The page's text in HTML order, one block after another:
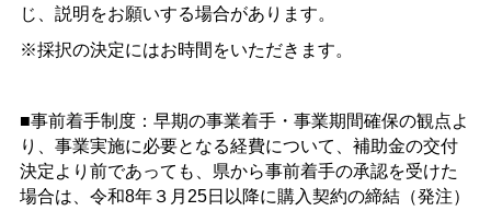
じ、説明をお願いする場合があります。
※採択の決定にはお時間をいただきます。
■事前着手制度：早期の事業着手・事業期間確保の観点よ
り、事業実施に必要となる経費について、補助金の交付
決定より前であっても、県から事前着手の承認を受けた
場合は、令和8年３月25日以降に購入契約の締結（発注）